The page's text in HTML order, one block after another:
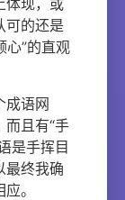
体现，或
可的还是
心”的直观
成语网
而且有“手
是手挥目
最终我确
。